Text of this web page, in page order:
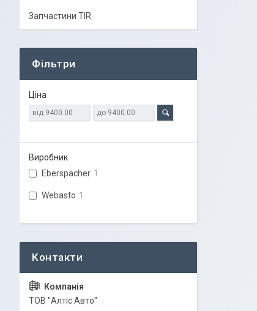
Запчастини TIR
Фільтри
Ціна
Виробник
Eberspacher 1
Webasto 1
ТОВ "Алтіс Авто"